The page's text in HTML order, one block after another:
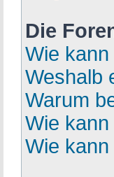
Die
Wie
Weshalb
Warum
Wie
Wie